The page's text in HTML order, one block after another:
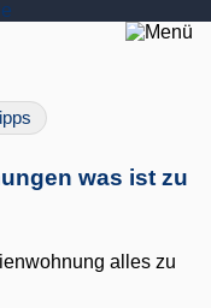
was ist zu
alles zu